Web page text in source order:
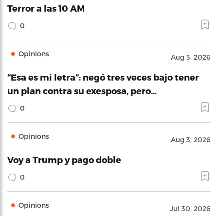
Terror a las 10 AM
0
Opinions Aug 3, 2026
“Esa es mi letra”: negó tres veces bajo tener
un plan contra su exesposa, pero…
0
Opinions Aug 3, 2026
Voy a Trump y pago doble
0
Opinions Jul 30, 2026